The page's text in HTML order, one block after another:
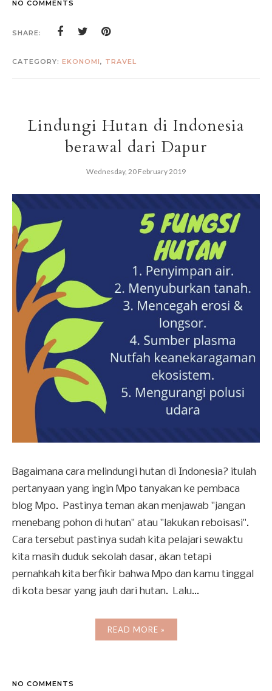
NO COMMENTS
SHARE:
CATEGORY: EKONOMI, TRAVEL
Lindungi Hutan di Indonesia
berawal dari Dapur
Wednesday, 20 February 2019
Bagaimana cara melindungi hutan di Indonesia? itulah
pertanyaan yang ingin Mpo tanyakan ke pembaca
blog Mpo. Pastinya teman akan menjawab "jangan
menebang pohon di hutan" atau "lakukan reboisasi".
Cara tersebut pastinya sudah kita pelajari sewaktu
kita masih duduk sekolah dasar, akan tetapi
pernahkah kita berfikir bahwa Mpo dan kamu tinggal
di kota besar yang jauh dari hutan. Lalu...
READ MORE »
NO COMMENTS